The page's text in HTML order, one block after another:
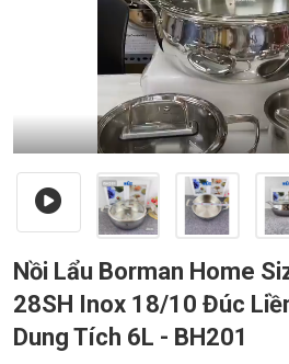
Nồi Lẩu Borman Home
28SH Inox 18/10 Đúc
Dung Tích 6L - BH201